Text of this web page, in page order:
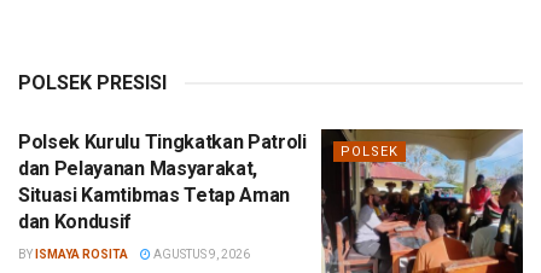
POLSEK PRESISI
POLSEK
Polsek Kurulu Tingkatkan Patroli
dan Pelayanan Masyarakat,
Situasi Kamtibmas Tetap Aman
dan Kondusif
BY ISMAYA ROSITA AGUSTUS 9, 2026